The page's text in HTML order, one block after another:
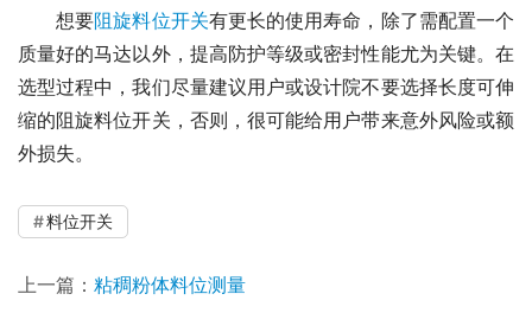
想要阻旋料位开关有更长的使用寿命，除了需配置一个
质量好的马达以外，提高防护等级或密封性能尤为关键。在
选型过程中，我们尽量建议用户或设计院不要选择长度可伸
缩的阻旋料位开关，否则，很可能给用户带来意外风险或额
外损失。
料位开关
上一篇： 粘稠粉体料位测量